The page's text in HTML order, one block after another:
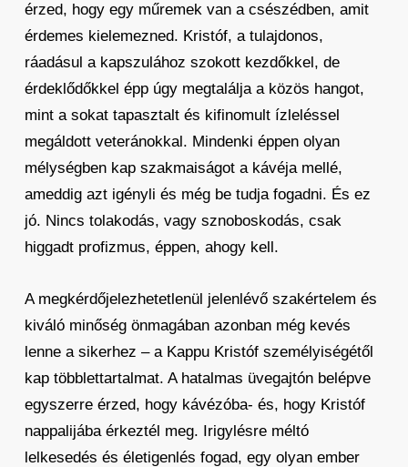
érzed, hogy egy műremek van a csészédben, amit
érdemes kielemezned. Kristóf, a tulajdonos,
ráadásul a kapszulához szokott kezdőkkel, de
érdeklődőkkel épp úgy megtalálja a közös hangot,
mint a sokat tapasztalt és kifinomult ízleléssel
megáldott veteránokkal. Mindenki éppen olyan
mélységben kap szakmaiságot a kávéja mellé,
ameddig azt igényli és még be tudja fogadni. És ez
jó. Nincs tolakodás, vagy sznoboskodás, csak
higgadt profizmus, éppen, ahogy kell.
A megkérdőjelezhetetlenül jelenlévő szakértelem és
kiváló minőség önmagában azonban még kevés
lenne a sikerhez – a Kappu Kristóf személyiségétől
kap többlettartalmat. A hatalmas üvegajtón belépve
egyszerre érzed, hogy kávézóba- és, hogy Kristóf
nappalijába érkeztél meg. Irigylésre méltó
lelkesedés és életigenlés fogad, egy olyan ember